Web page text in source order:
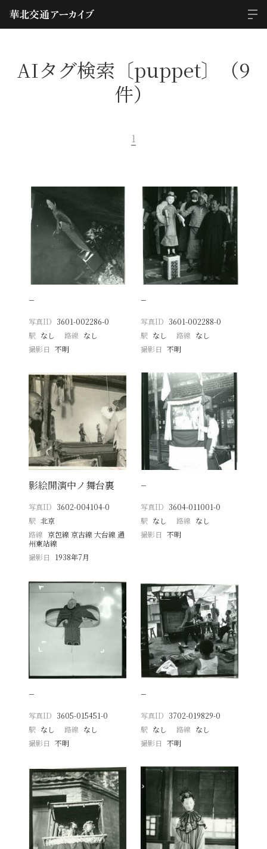
AIタグ検索〔puppet〕（9
件）
1
−
写真ID 3601-002286-0
駅 なし 路線 なし
撮影日
不明
−
写真ID 3601-002288-0
駅 なし 路線 なし
撮影日 不明
影絵開演中ノ舞台裏
写真ID 3602-004104-0
駅 北京
路線 京包線 京古線 大台線 通
州東站線
撮影日
1938年7月
−
写真ID 3604-011001-0
駅 なし 路線 なし
撮影日 不明
−
写真ID 3605-015451-0
駅 なし 路線 なし
撮影日
不明
−
写真ID 3702-019829-0
駅 なし 路線 なし
撮影日 不明